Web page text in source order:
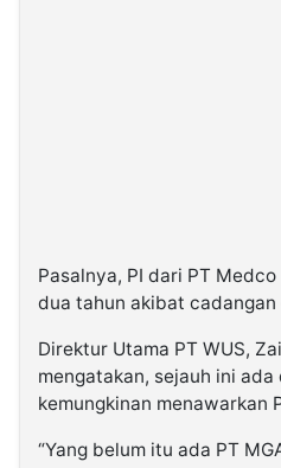
Pasalnya, PI dari PT
dua tahun akibat cadangan
Direktur Utama PT WUS,
mengatakan, sejauh ini
kemungkinan menawarkan
“Yang belum itu ada PT